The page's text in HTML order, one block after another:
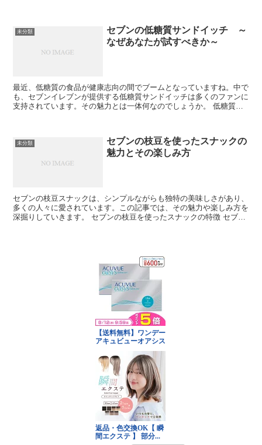
未分類
セブンの低糖質サンドイッチ ～
なぜあなたが試すべきか～
最近、低糖質の食品が健康志向の間でブームとなっていますね。中で
も、セブンイレブンが提供する低糖質サンドイッチは多くのファンに
支持されています。その魅力とは一体何なのでしょうか。 低糖質サ
未分類
セブンの枝豆を使ったスナックの
魅力とその楽しみ方
セブンの枝豆スナックは、シンプルながらも独特の美味しさがあり、
多くの人々に愛されています。この記事では、その魅力や楽しみ方を
深掘りしていきます。 セブンの枝豆を使ったスナックの特徴 セブン